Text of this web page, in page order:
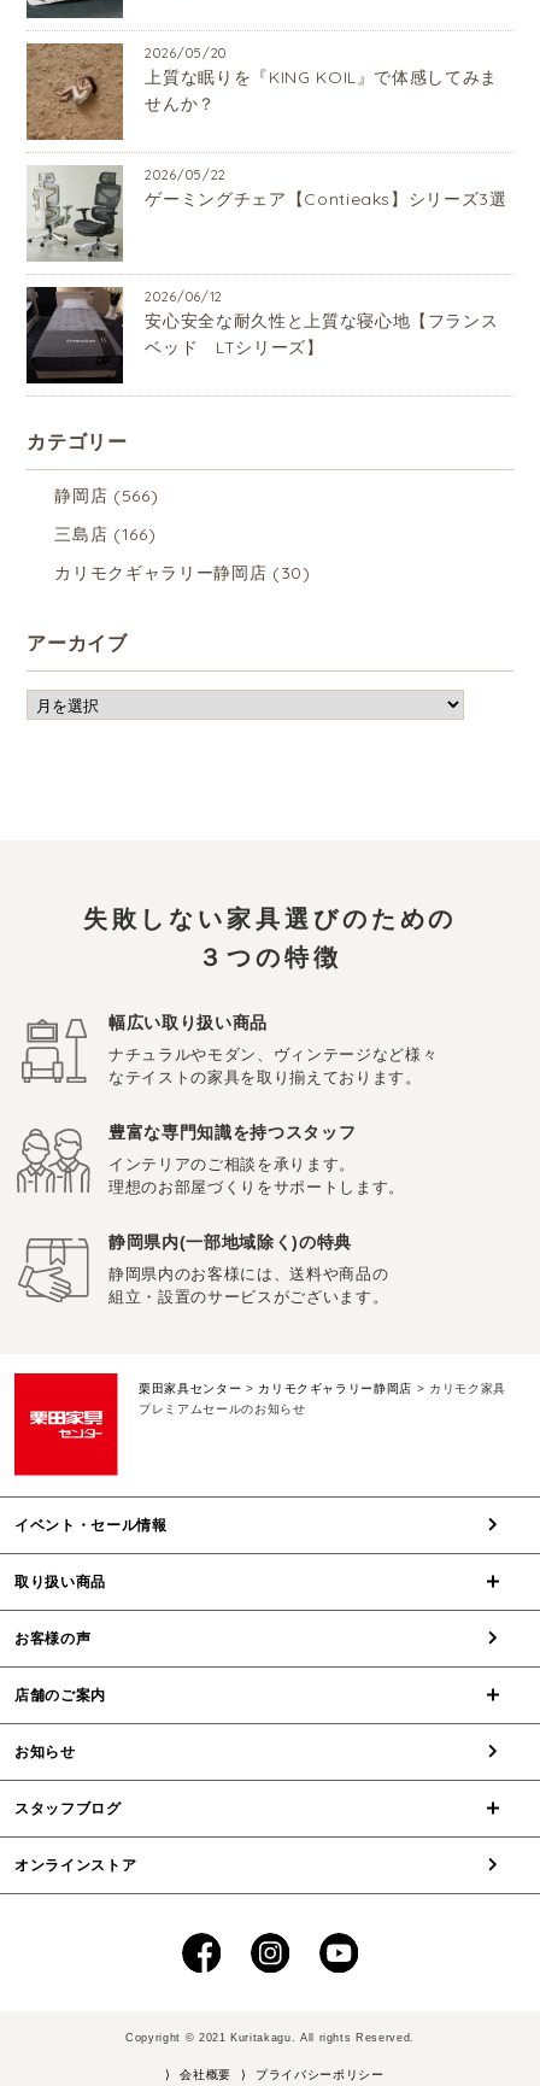
2026/05/20
上質な眠りを『KING KOIL』で体感してみま
せんか？
2026/05/22
ゲーミングチェア【Contieaks】シリーズ3選
2026/06/12
安心安全な耐久性と上質な寝心地【フランス
ベッド LTシリーズ】
カテゴリー
静岡店 (566)
三島店 (166)
カリモクギャラリー静岡店 (30)
アーカイブ
失敗しない家具選びのための
３つの特徴
幅広い取り扱い商品
ナチュラルやモダン、ヴィンテージなど様々
なテイストの家具を取り揃えております。
豊富な専門知識を持つスタッフ
インテリアのご相談を承ります。
理想のお部屋づくりをサポートします。
静岡県内(一部地域除く)の特典
静岡県内のお客様には、送料や商品の
組立・設置のサービスがございます。
栗田家具センター > カリモクギャラリー静岡店 > カリモク家具
プレミアムセールのお知らせ
イベント・セール情報
取り扱い商品
お客様の声
店舗のご案内
お知らせ
スタッフブログ
オンラインストア
Copyright © 2021 Kuritakagu. All rights Reserved.
⟩ 会社概要 ⟩ プライバシーポリシー